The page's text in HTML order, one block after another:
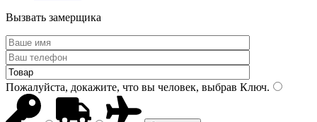
Вызвать замерщика
Пожалуйста, докажите, что вы человек, выбрав Ключ.